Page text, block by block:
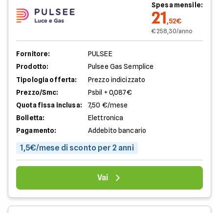
Spesa mensile:
21,52€
€ 258,30/anno
Fornitore:
PULSEE
Prodotto:
Pulsee Gas Semplice
Tipologia offerta:
Prezzo indicizzato
Prezzo/Smc:
Psbil + 0,087€
Quota fissa inclusa:
7,50 €/mese
Bolletta:
Elettronica
Pagamento:
Addebito bancario
1,5€/mese di sconto per 2 anni
Vai